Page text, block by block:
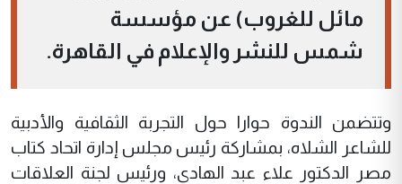
مائل للغروب) عن مؤسسة
شمس للنشر والإعلام في القاهرة.
وتتضمن الندوة حوارا حول التجربة الثقافية والأدبية
للشاعر الشلاه، بمشاركة رئيس مجلس إدارة اتحاد كتاب
مصر الدكتور علاء عبد الهادي، ورئيس لجنة العلاقات